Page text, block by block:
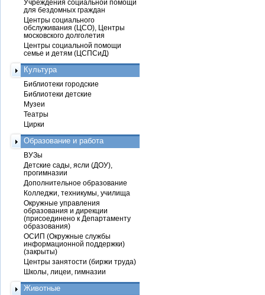
Учреждения социальной помощи
для бездомных граждан
Центры социального
обслуживания (ЦСО), Центры
московского долголетия
Центры социальной помощи
семье и детям (ЦСПСиД)
Культура
Библиотеки городские
Библиотеки детские
Музеи
Театры
Цирки
Образование и работа
ВУЗы
Детские сады, ясли (ДОУ),
прогимназии
Дополнительное образование
Колледжи, техникумы, училища
Окружные управления
образования и дирекции
(присоединено к Департаменту
образования)
ОСИП (Окружные службы
информационной поддержки)
(закрыты)
Центры занятости (биржи труда)
Школы, лицеи, гимназии
Животные